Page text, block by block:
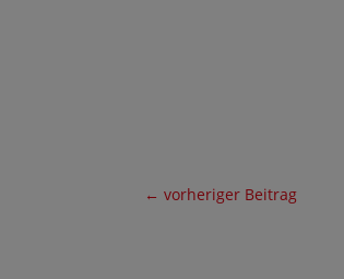
← vorheriger Beitrag